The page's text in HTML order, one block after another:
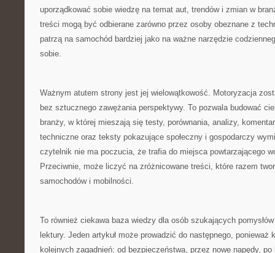
uporządkować sobie wiedzę na temat aut, trendów i zmian w
treści mogą być odbierane zarówno przez osoby obeznane z
patrzą na samochód bardziej jako na ważne narzędzie
sobie.
Ważnym atutem strony jest jej wielowątkowość. Motoryzacja
bez sztucznego zawężania perspektywy. To pozwala budować
branży, w której mieszają się testy, porównania, analizy,
techniczne oraz teksty pokazujące społeczny i gospodarczy
czytelnik nie ma poczucia, że trafia do miejsca powtarzającego
Przeciwnie, może liczyć na zróżnicowane treści, które razem
samochodów i mobilności.
To również ciekawa baza wiedzy dla osób szukających
lektury. Jeden artykuł może prowadzić do następnego, ponieważ
kolejnych zagadnień: od bezpieczeństwa, przez nowe napędy,